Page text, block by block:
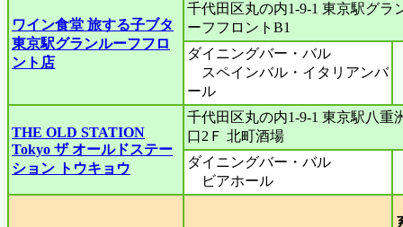
ワイン食堂 旅する子ブタ
東京駅グランルーフフロ
ント店
千代田区丸の内1-9-1 東京駅グラ
ーフフロントB1
ダイニングバー・バル
スペインバル・イタリアンバ
ール
THE OLD STATION
Tokyo ザ オールドステー
ション トウキョウ
千代田区丸の内1-9-1 東京駅八重
口2Ｆ 北町酒場
ダイニングバー・バル
ビアホール